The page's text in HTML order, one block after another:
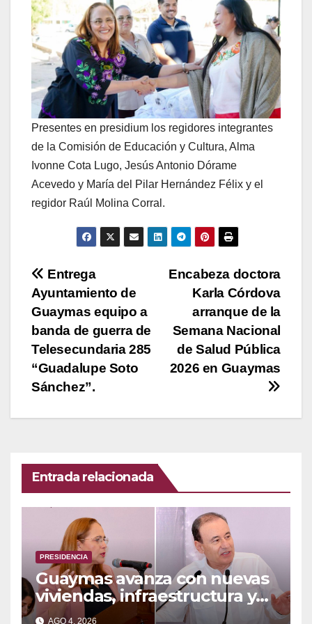
Presentes en presidium los regidores integrantes
de la Comisión de Educación y Cultura, Alma
Ivonne Cota Lugo, Jesús Antonio Dórame
Acevedo y María del Pilar Hernández Félix y el
regidor Raúl Molina Corral.
Navegación
de
entradas
Encabeza doctora
Karla Córdova
arranque de la
Semana Nacional
de Salud Pública
2026 en Guaymas
Entrega
Ayuntamiento de
Guaymas equipo a
banda de guerra de
Telesecundaria 285
“Guadalupe Soto
Sánchez”.
Entrada relacionada
PRESIDENCIA
Guaymas avanza con nuevas
viviendas, infraestructura y
mejores servicios públicos:
AGO 4, 2026